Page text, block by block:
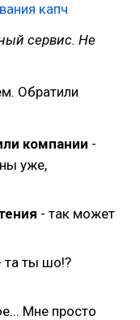
капч
сервис. Не
Обратили
компании -
уже,
- так может
та ты шо!?
Мне просто